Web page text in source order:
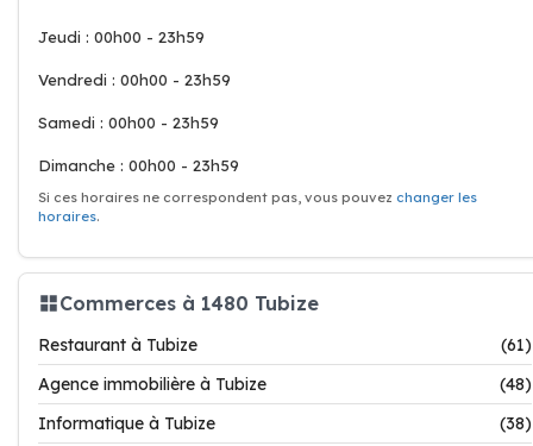
Jeudi : 00h00 - 23h59
Vendredi : 00h00 - 23h59
Samedi : 00h00 - 23h59
Dimanche : 00h00 - 23h59
Si ces horaires ne correspondent pas, vous pouvez changer les
horaires.
Commerces à 1480 Tubize
Restaurant à Tubize
(61)
Agence immobilière à Tubize
(48)
Informatique à Tubize
(38)